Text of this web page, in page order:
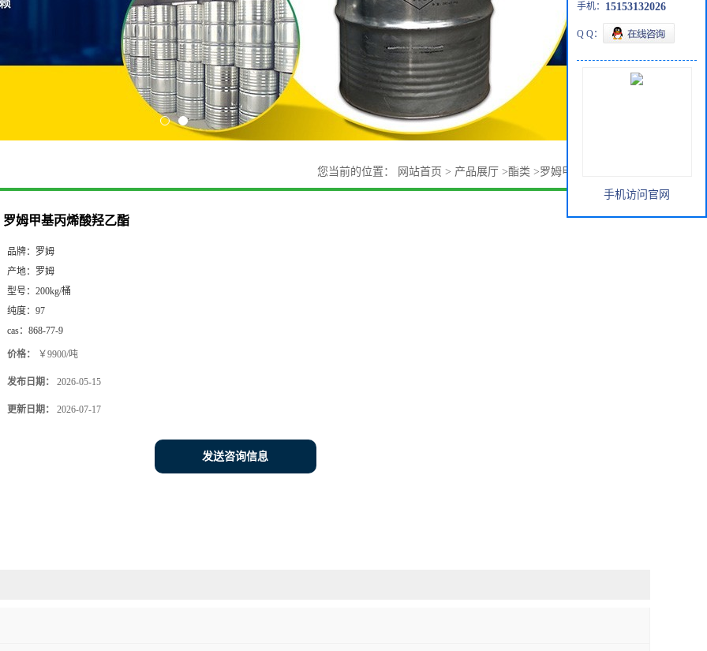
您当前的位置： 网站首页 > 产品展厅 >酯类 >罗姆甲基丙烯酸羟乙酯
罗姆甲基丙烯酸羟乙酯
品牌： 罗姆
产地： 罗姆
型号： 200kg/桶
纯度： 97
cas： 868-77-9
价格： ￥9900/吨
发布日期： 2026-05-15
更新日期： 2026-07-17
发送咨询信息
手机： 15153132026
Q Q：
手机访问官网